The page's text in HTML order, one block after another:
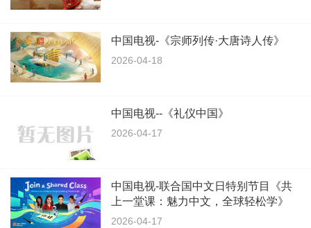
中国电视-《宗师列传·大唐诗人传》
2026-04-18
中国电视--《礼仪中国》
2026-04-17
中国电视-联合国中文日特别节目《共
上一堂课：魅力中文，全球轻松学》
2026-04-17